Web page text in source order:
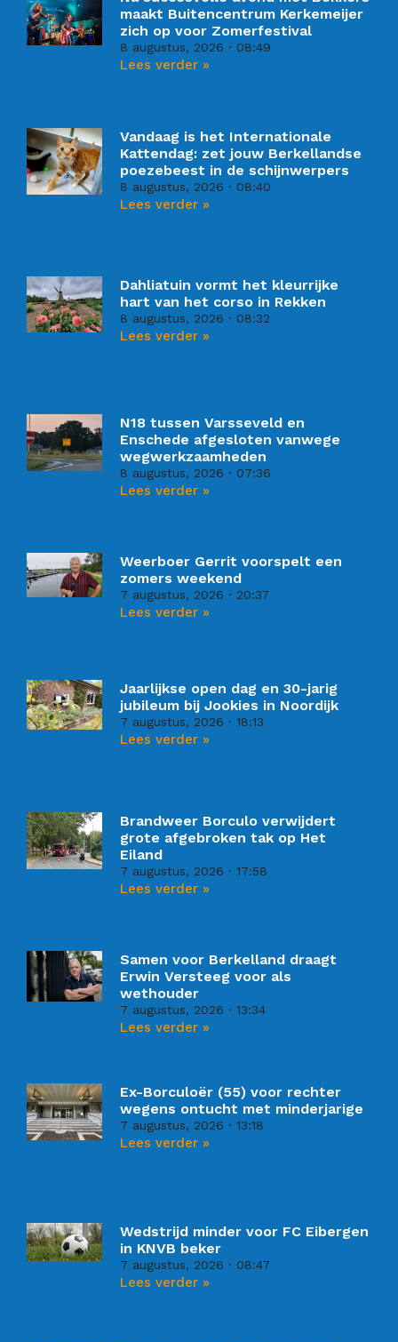
maakt Buitencentrum Kerkemeijer
zich op voor Zomerfestival
8 augustus, 2026 08:49
Lees verder »
Vandaag is het Internationale
Kattendag: zet jouw Berkellandse
poezebeest in de schijnwerpers
8 augustus, 2026 08:40
Lees verder »
Dahliatuin vormt het kleurrijke
hart van het corso in Rekken
8 augustus, 2026 08:32
Lees verder »
N18 tussen Varsseveld en
Enschede afgesloten vanwege
wegwerkzaamheden
8 augustus, 2026 07:36
Lees verder »
Weerboer Gerrit voorspelt een
zomers weekend
7 augustus, 2026 20:37
Lees verder »
Jaarlijkse open dag en 30-jarig
jubileum bij Jookies in Noordijk
7 augustus, 2026 18:13
Lees verder »
Brandweer Borculo verwijdert
grote afgebroken tak op Het
Eiland
7 augustus, 2026 17:58
Lees verder »
Samen voor Berkelland draagt
Erwin Versteeg voor als
wethouder
7 augustus, 2026 13:34
Lees verder »
Ex-Borculoër (55) voor rechter
wegens ontucht met minderjarige
7 augustus, 2026 13:18
Lees verder »
Wedstrijd minder voor FC Eibergen
in KNVB beker
7 augustus, 2026 08:47
Lees verder »